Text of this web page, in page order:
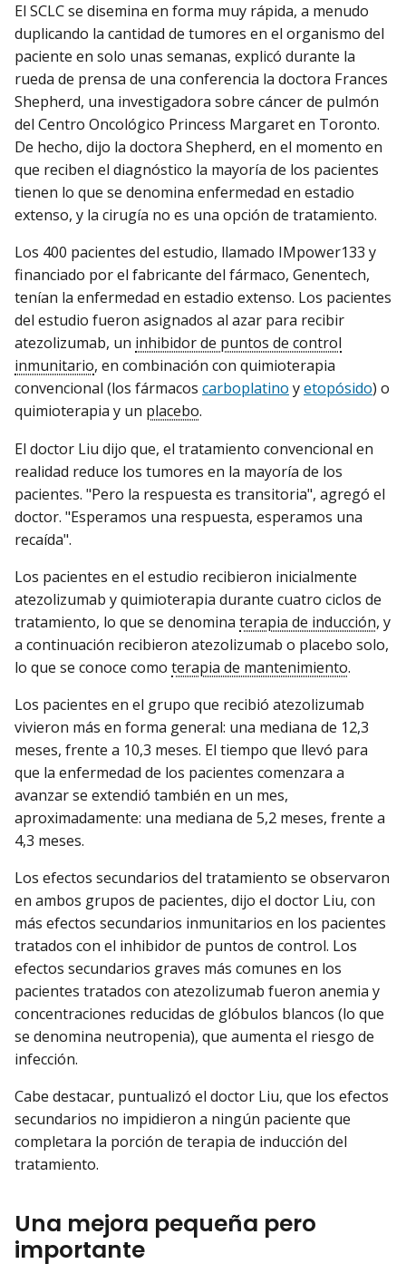
El SCLC se disemina en forma muy rápida, a menudo
duplicando la cantidad de tumores en el organismo del
paciente en solo unas semanas, explicó durante la
rueda de prensa de una conferencia la doctora Frances
Shepherd, una investigadora sobre cáncer de pulmón
del Centro Oncológico Princess Margaret en Toronto.
De hecho, dijo la doctora Shepherd, en el momento en
que reciben el diagnóstico la mayoría de los pacientes
tienen lo que se denomina enfermedad en estadio
extenso, y la cirugía no es una opción de tratamiento.
Los 400 pacientes del estudio, llamado IMpower133 y
financiado por el fabricante del fármaco, Genentech,
tenían la enfermedad en estadio extenso. Los pacientes
del estudio fueron asignados al azar para recibir
atezolizumab, un inhibidor de puntos de control
inmunitario, en combinación con quimioterapia
convencional (los fármacos carboplatino yetopósido) o
quimioterapia y un placebo.
El doctor Liu dijo que, el tratamiento convencional en
realidad reduce los tumores en la mayoría de los
pacientes. "Pero la respuesta es transitoria", agregó el
doctor. "Esperamos una respuesta, esperamos una
recaída".
Los pacientes en el estudio recibieron inicialmente
atezolizumab y quimioterapia durante cuatro ciclos de
tratamiento, lo que se denomina terapia de inducción, y
a continuación recibieron atezolizumab o placebo solo,
lo que se conoce como terapia de mantenimiento.
Los pacientes en el grupo que recibió atezolizumab
vivieron más en forma general: una mediana de 12,3
meses, frente a 10,3 meses. El tiempo que llevó para
que la enfermedad de los pacientes comenzara a
avanzar se extendió también en un mes,
aproximadamente: una mediana de 5,2 meses, frente a
4,3 meses.
Los efectos secundarios del tratamiento se observaron
en ambos grupos de pacientes, dijo el doctor Liu, con
más efectos secundarios inmunitarios en los pacientes
tratados con el inhibidor de puntos de control. Los
efectos secundarios graves más comunes en los
pacientes tratados con atezolizumab fueron anemia y
concentraciones reducidas de glóbulos blancos (lo que
se denomina neutropenia), que aumenta el riesgo de
infección.
Cabe destacar, puntualizó el doctor Liu, que los efectos
secundarios no impidieron a ningún paciente que
completara la porción de terapia de inducción del
tratamiento.
Una mejora pequeña pero
importante